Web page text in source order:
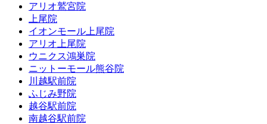
アリオ鷲宮院
上尾院
イオンモール上尾院
アリオ上尾院
ウニクス鴻巣院
ニットーモール熊谷院
川越駅前院
ふじみ野院
越谷駅前院
南越谷駅前院